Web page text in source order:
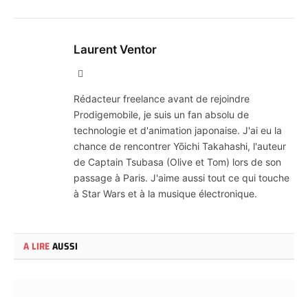
Laurent Ventor
Rédacteur freelance avant de rejoindre
Prodigemobile, je suis un fan absolu de
technologie et d'animation japonaise. J'ai eu la
chance de rencontrer Yōichi Takahashi, l'auteur
de Captain Tsubasa (Olive et Tom) lors de son
passage à Paris. J'aime aussi tout ce qui touche
à Star Wars et à la musique électronique.
A LIREAUSSI